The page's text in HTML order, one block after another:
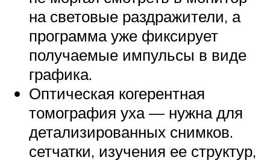
на световые раздражители, а
программа уже фиксирует
получаемые импульсы в виде
графика.
Оптическая когерентная
томография уха — нужна для
детализированных снимков.
сетчатки, изучения ее структур,